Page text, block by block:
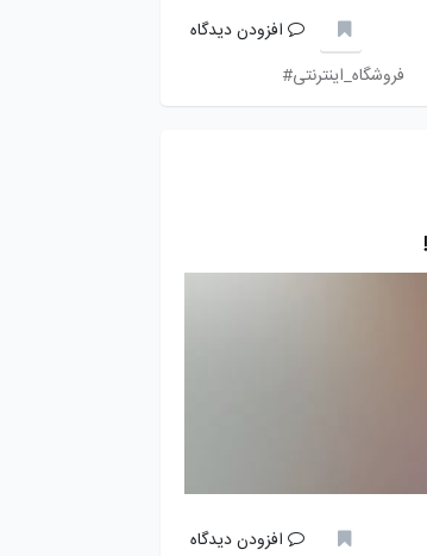
افزودن دیدگاه
فروشگاه_اینترنتی#
افزودن دیدگاه